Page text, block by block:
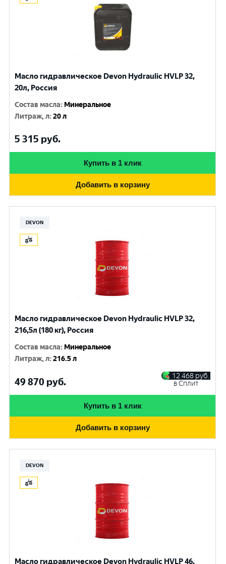
Масло гидравлическое Devon Hydraulic HVLP 32,
20л, Россия
Состав масла: Минеральное
Литраж, л:20 л
5 315 руб.
Купить в 1 клик
Добавить в корзину
DEVON
Масло гидравлическое Devon Hydraulic HVLP 32,
216,5л (180 кг), Россия
Состав масла: Минеральное
Литраж, л:216.5 л
49 870 руб.
12 468 руб.
в Сплит
Купить в 1 клик
Добавить в корзину
DEVON
Масло гидравлическое Devon Hydraulic HVLP 46,